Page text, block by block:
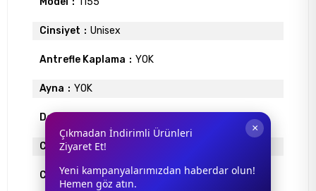
Cinsiyet Unisex
Antrefle Kaplama YOK
Ayna YOK
Degrade
Cam Materyali
Cam Rengi MAVİ DEGRADE
×
Çıkmadan İndirimli Ürünleri
Ziyaret Et!
Yeni kampanyalarımızdan haberdar olun!
Hemen göz atın.